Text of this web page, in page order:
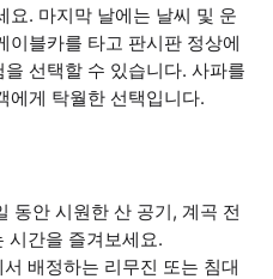
요. 마지막 날에는 날씨 및 운
이블카를 타고 판시판 정상에
선택할 수 있습니다. 사파를
에게 탁월한 선택입니다.
동안 시원한 산 공기, 계곡 전
시간을 즐겨보세요.
배정하는 리무진 또는 침대